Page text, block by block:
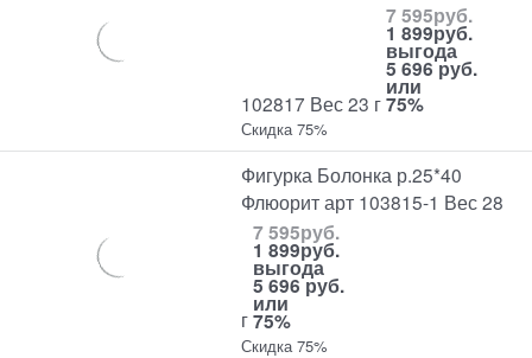
102817 Вес 23 г
7 595руб.
1 899руб.
выгода
5 696 руб.
или
75%
Скидка 75%
Фигурка Болонка р.25*40
Флюорит арт 103815-1 Вес 28
г
7 595руб.
1 899руб.
выгода
5 696 руб.
или
75%
Скидка 75%